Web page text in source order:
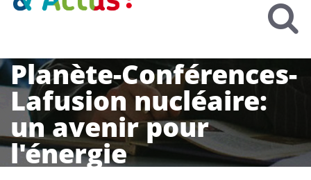
Planète-Conférences-
Lafusion nucléaire:
un avenir pour
l'énergie